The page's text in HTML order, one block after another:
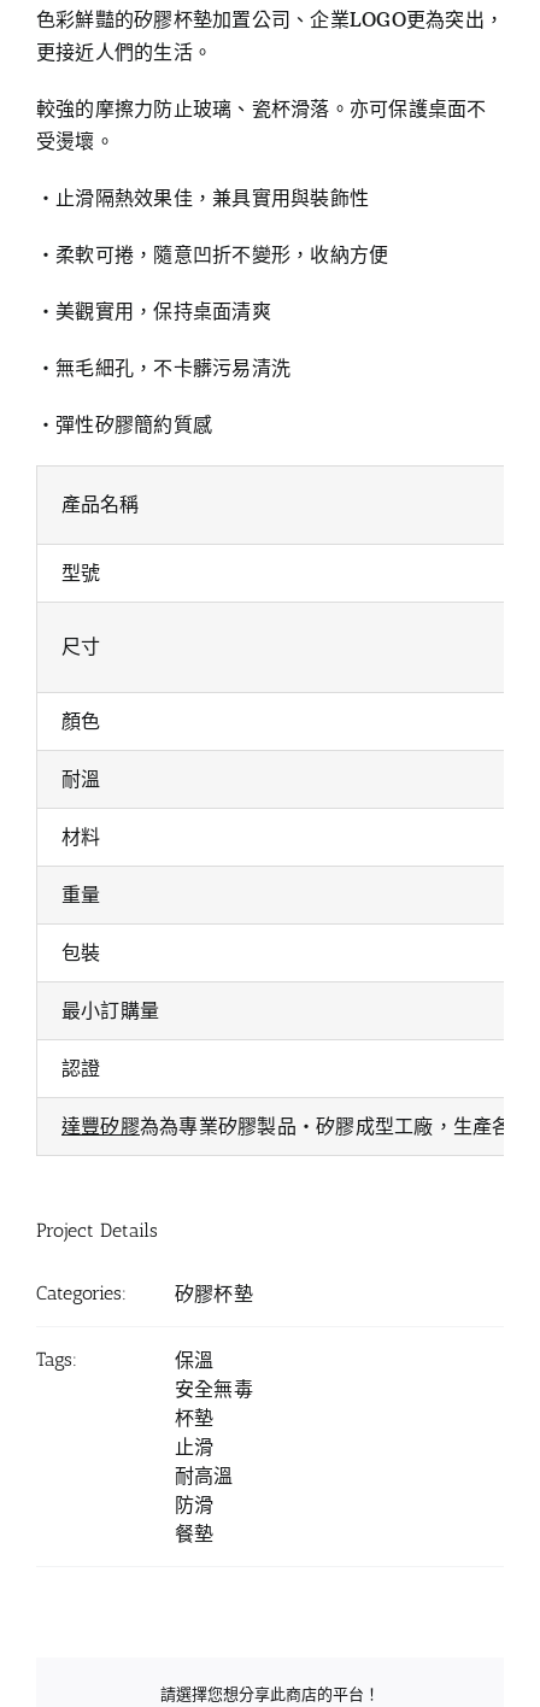
色彩鮮豔的矽膠杯墊加置公司、企業LOGO更為突出，
更接近人們的生活。
較強的摩擦力防止玻璃、瓷杯滑落。亦可保護桌面不
受燙壞。
‧止滑隔熱效果佳，兼具實用與裝飾性
‧柔軟可捲，隨意凹折不變形，收納方便
‧美觀實用，保持桌面清爽
‧無毛細孔，不卡髒污易清洗
‧彈性矽膠簡約質感
產品名稱
型號
尺寸
顏色
耐溫
材料
重量
包裝
最小訂購量
認證
達豐矽膠為為專業矽膠製品・矽膠成型工廠，生產各
Project Details
Categories: 矽膠杯墊
Tags:
保溫
安全無毒
杯墊
止滑
耐高溫
防滑
餐墊
請選擇您想分享此商店的平台！